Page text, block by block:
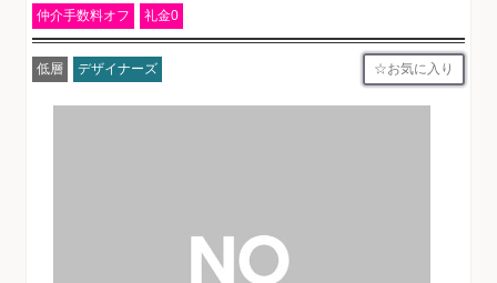
仲介手数料オフ 礼金0
低層 デザイナーズ お気に入り